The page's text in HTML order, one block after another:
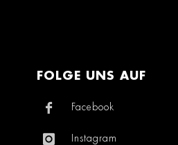
FOLGE UNS AUF
Facebook
Instagram